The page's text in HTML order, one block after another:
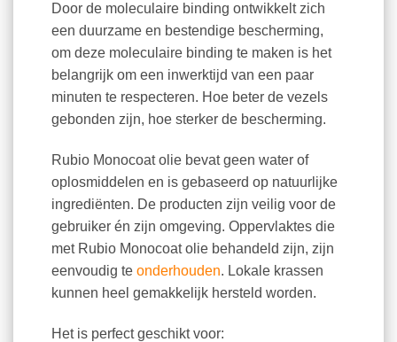
Door de moleculaire binding ontwikkelt zich
een duurzame en bestendige bescherming,
om deze moleculaire binding te maken is het
belangrijk om een inwerktijd van een paar
minuten te respecteren. Hoe beter de vezels
gebonden zijn, hoe sterker de bescherming.
Rubio Monocoat olie bevat geen water of
oplosmiddelen en is gebaseerd op natuurlijke
ingrediënten. De producten zijn veilig voor de
gebruiker én zijn omgeving. Oppervlaktes die
met Rubio Monocoat olie behandeld zijn, zijn
eenvoudig te onderhouden. Lokale krassen
kunnen heel gemakkelijk hersteld worden.
Het is perfect geschikt voor: